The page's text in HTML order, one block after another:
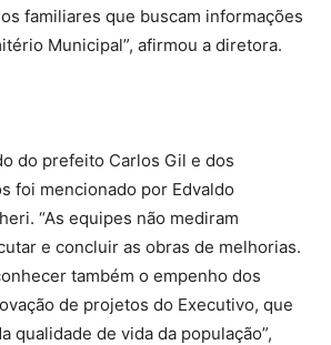
familiares que buscam informações
Municipal”, afirmou a diretora.
do prefeito Carlos Gil e dos
foi mencionado por Edvaldo
“As equipes não mediram
e concluir as obras de melhorias.
também o empenho dos
de projetos do Executivo, que
qualidade de vida da população”,